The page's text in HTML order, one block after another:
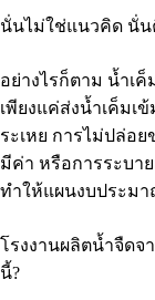
นั่นไม่ใช่แนวคิด นั่น
อย่างไรก็ตาม น้ำเ
เพียงแค่ส่งน้ำเค็มเ
ระเหย การไม่ปล่อ
มีค่า หรือการระบา
ทำให้แผนงบประมา
โรงงานผลิตน้ำจืดจ
นี้?